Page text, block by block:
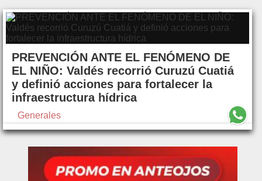
PREVENCIÓN ANTE EL FENÓMENO DE
EL NIÑO: Valdés recorrió Curuzú Cuatiá
y definió acciones para fortalecer la
infraestructura hídrica
Generales